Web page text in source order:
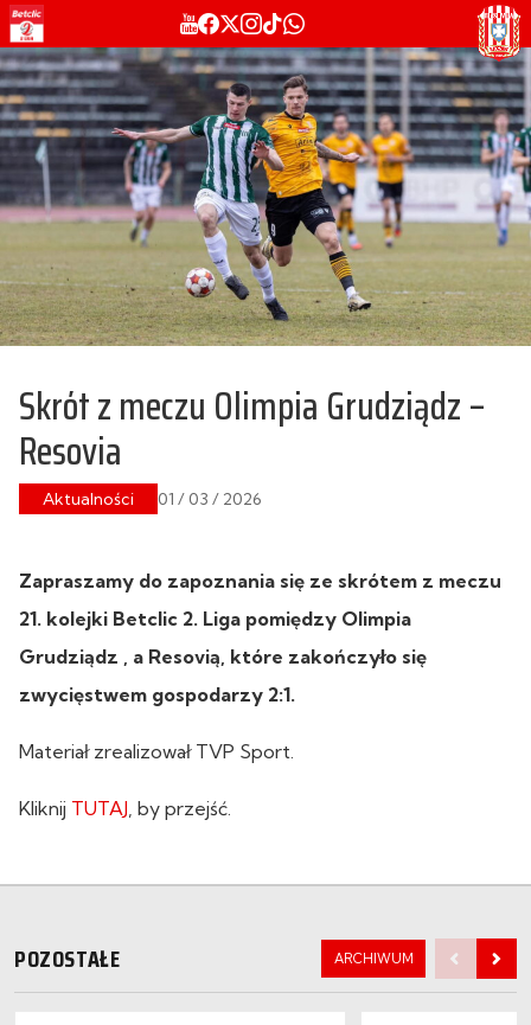
Skrót z meczu Olimpia Grudziądz –
Resovia
Aktualności 01 / 03 / 2026
Zapraszamy do zapoznania się ze skrótem z meczu
21. kolejki Betclic 2. Liga pomiędzy Olimpia
Grudziądz , a Resovią, które zakończyło się
zwycięstwem gospodarzy 2:1.
Materiał zrealizował TVP Sport.
Kliknij TUTAJ , by przejść.
POZOSTAŁE ARCHIWUM